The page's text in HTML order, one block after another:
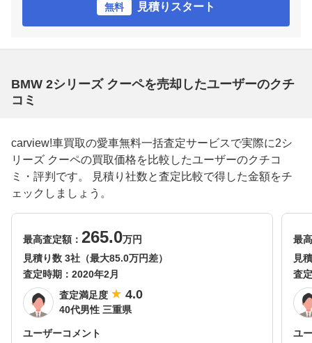
無料 見積りスタート
BMW 2シリーズ クーペを売却したユーザーのクチ
コミ
carview!車買取の愛車無料一括査定サービスで実際に2シ
リーズ クーペの買取価格を比較したユーザーのクチコ
ミ・評判です。 見積り社数と査定比較で得した金額をチ
ェックしましょう。
最高査定額： 265.0万円
見積り数 3社（最大85.0万円差）
査定時期： 2020年2月
査定満足度
4.0
40代男性 三重県
ユーザーコメント
最
見
査
ユ